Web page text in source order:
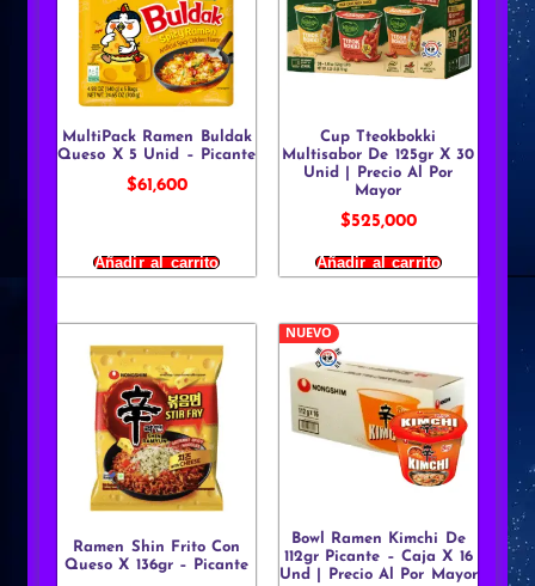
MultiPack Ramen Buldak
Queso X 5 Unid – Picante
$61,600
Añadir al carrito
Cup Tteokbokki
Multisabor De 125gr X 30
Unid | Precio Al Por
Mayor
$525,000
Añadir al carrito
Ramen Shin Frito Con
Queso X 136gr – Picante
NUEVO
Bowl Ramen Kimchi De
112gr Picante – Caja X 16
Und | Precio Al Por Mayor